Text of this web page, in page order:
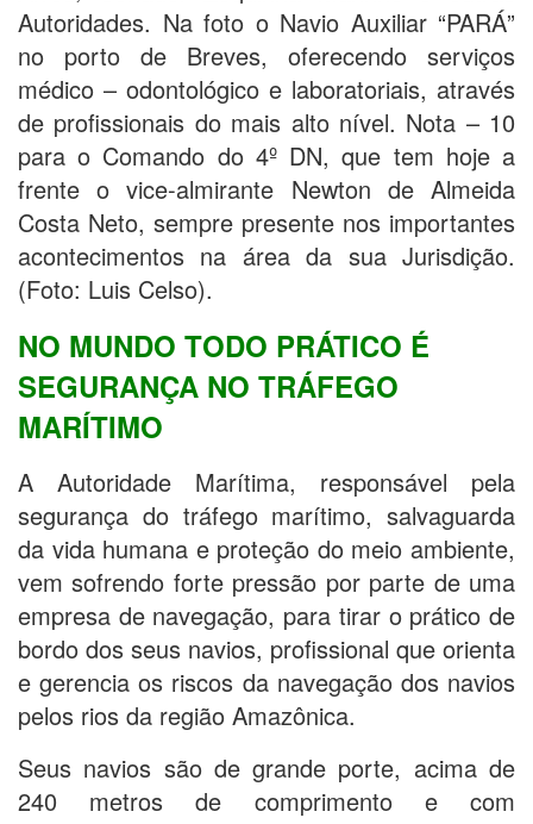
Autoridades. Na foto o Navio Auxiliar “PARÁ”
no porto de Breves, oferecendo serviços
médico – odontológico e laboratoriais, através
de profissionais do mais alto nível. Nota – 10
para o Comando do 4º DN, que tem hoje a
frente o vice-almirante Newton de Almeida
Costa Neto, sempre presente nos importantes
acontecimentos na área da sua Jurisdição.
(Foto: Luis Celso).
NO MUNDO TODO PRÁTICO É
SEGURANÇA NO TRÁFEGO
MARÍTIMO
A Autoridade Marítima, responsável pela
segurança do tráfego marítimo, salvaguarda
da vida humana e proteção do meio ambiente,
vem sofrendo forte pressão por parte de uma
empresa de navegação, para tirar o prático de
bordo dos seus navios, profissional que orienta
e gerencia os riscos da navegação dos navios
pelos rios da região Amazônica.
Seus navios são de grande porte, acima de
240 metros de comprimento e com